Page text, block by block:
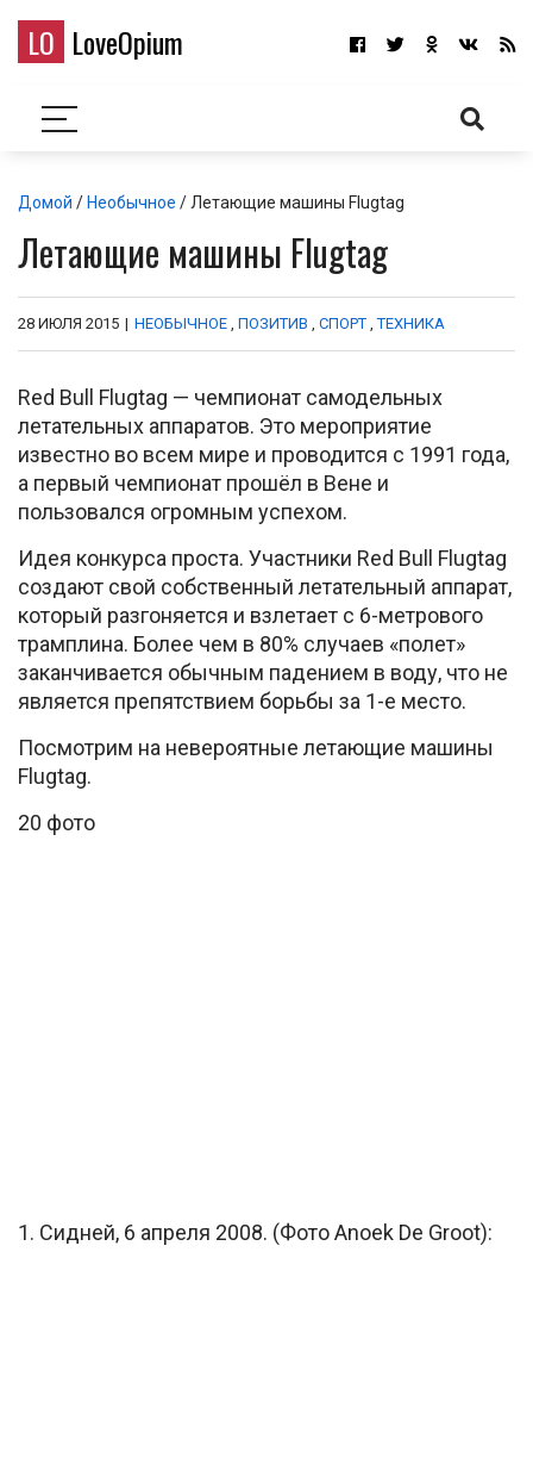
LO LoveOpium
Домой / Необычное / Летающие машины Flugtag
Летающие машины Flugtag
28 ИЮЛЯ 2015 | НЕОБЫЧНОЕ , ПОЗИТИВ , СПОРТ ,ТЕХНИКА
Red Bull Flugtag — чемпионат самодельных
летательных аппаратов. Это мероприятие
известно во всем мире и проводится с 1991 года,
а первый чемпионат прошёл в Вене и
пользовался огромным успехом.
Идея конкурса проста. Участники Red Bull Flugtag
создают свой собственный летательный аппарат,
который разгоняется и взлетает с 6-метрового
трамплина. Более чем в 80% случаев «полет»
заканчивается обычным падением в воду, что не
является препятствием борьбы за 1-е место.
Посмотрим на невероятные летающие машины
Flugtag.
20 фото
1. Сидней, 6 апреля 2008. (Фото Anoek De Groot):